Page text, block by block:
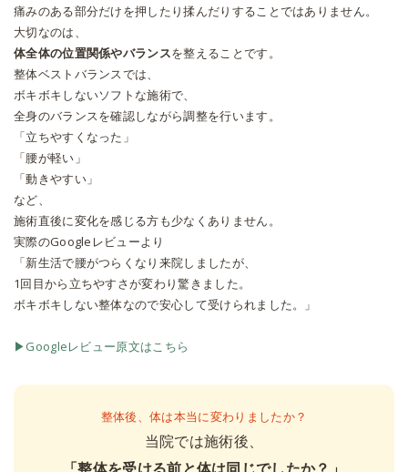
痛みのある部分だけを押したり揉んだりすることではありません。
大切なのは、
体全体の位置関係やバランスを整えることです。
整体ベストバランスでは、
ボキボキしないソフトな施術で、
全身のバランスを確認しながら調整を行います。
「立ちやすくなった」
「腰が軽い」
「動きやすい」
など、
施術直後に変化を感じる方も少なくありません。
実際のGoogleレビューより
「新生活で腰がつらくなり来院しましたが、
1回目から立ちやすさが変わり驚きました。
ボキボキしない整体なので安心して受けられました。」
▶Googleレビュー原文はこちら
整体後、体は本当に変わりましたか？
当院では施術後、